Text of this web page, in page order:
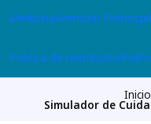
MedicinaAtención
Politica de reembolso
Inicio
Simulador de